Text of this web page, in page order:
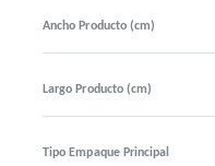
Ancho Producto (cm)
Largo Producto (cm)
Tipo Empaque Principal